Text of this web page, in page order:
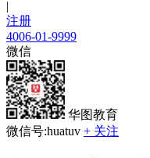
|
注册
4006-01-9999
微信
华图教育
微信号:huatuv + 关注